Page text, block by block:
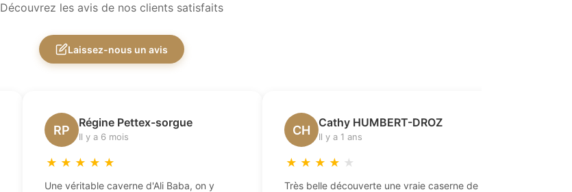
Découvrez les avis de nos clients satisfaits
Laissez-nous un avis
RP
Régine Pettex-sorgue
Il y a 6 mois
★ ★ ★ ★ ★
Une véritable caverne d'Ali Baba, on y
CH
Cathy HUMBERT-DROZ
Il y a 1 ans
★ ★ ★ ★ ★
Très belle découverte une vraie caserne de